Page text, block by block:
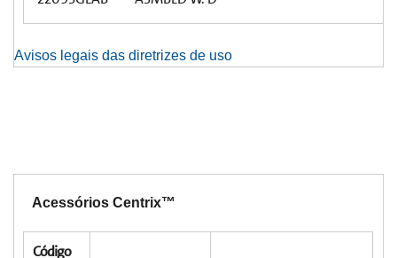
Avisos legais das diretrizes de uso
Acessórios Centrix™
Código